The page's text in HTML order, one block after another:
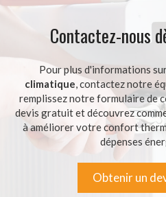
Contactez-nous
Pour plus d'informations
climatique, contactez notre
remplissez notre formulaire de
devis gratuit et découvrez
à améliorer votre confort
dépenses
Obtenir un